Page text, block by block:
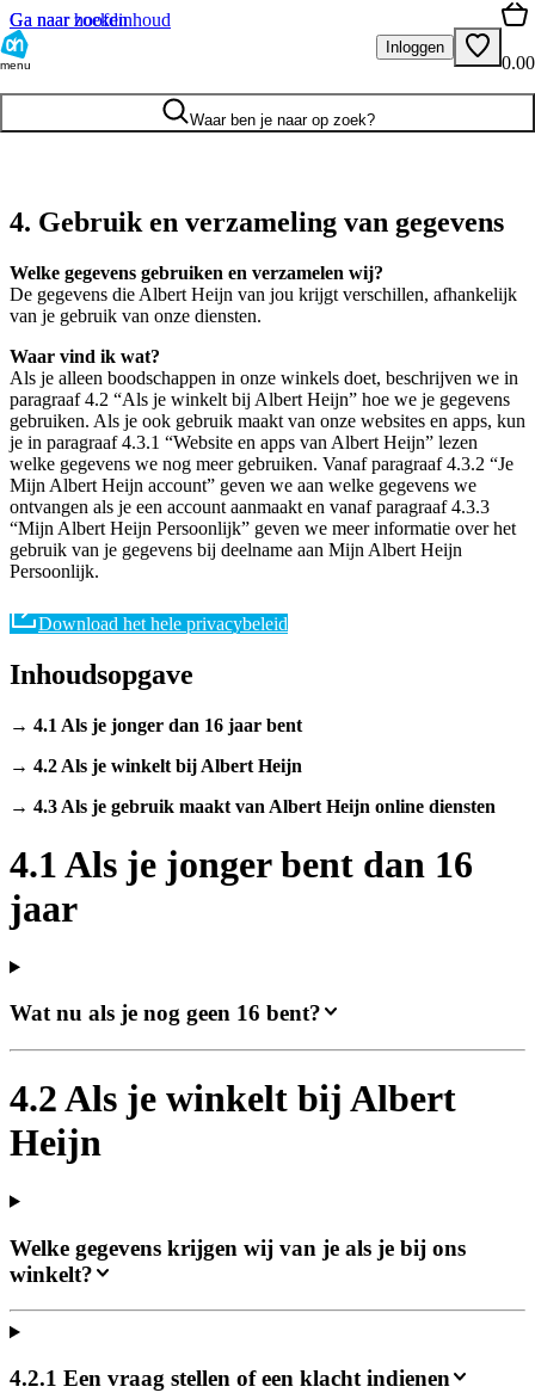
Ga naar hoofdinhoud
Ga naar zoeken
menu
Inloggen
0.00
Waar ben je naar op zoek?
4. Gebruik en verzameling van gegevens
Welke gegevens gebruiken en verzamelen wij?
De gegevens die Albert Heijn van jou krijgt verschillen, afhankelijk
van je gebruik van onze diensten.
Waar vind ik wat?
Als je alleen boodschappen in onze winkels doet, beschrijven we in
paragraaf 4.2 “Als je winkelt bij Albert Heijn” hoe we je gegevens
gebruiken. Als je ook gebruik maakt van onze websites en apps, kun
je in paragraaf 4.3.1 “Website en apps van Albert Heijn” lezen
welke gegevens we nog meer gebruiken. Vanaf paragraaf 4.3.2 “Je
Mijn Albert Heijn account” geven we aan welke gegevens we
ontvangen als je een account aanmaakt en vanaf paragraaf 4.3.3
“Mijn Albert Heijn Persoonlijk” geven we meer informatie over het
gebruik van je gegevens bij deelname aan Mijn Albert Heijn
Persoonlijk.
Download het hele privacybeleid
Inhoudsopgave
→ 4.1 Als je jonger dan 16 jaar bent
→ 4.2 Als je winkelt bij Albert Heijn
→ 4.3 Als je gebruik maakt van Albert Heijn online diensten
4.1 Als je jonger bent dan 16
jaar
Wat nu als je nog geen 16 bent?
4.2 Als je winkelt bij Albert
Heijn
Welke gegevens krijgen wij van je als je bij ons
winkelt?
4.2.1 Een vraag stellen of een klacht indienen